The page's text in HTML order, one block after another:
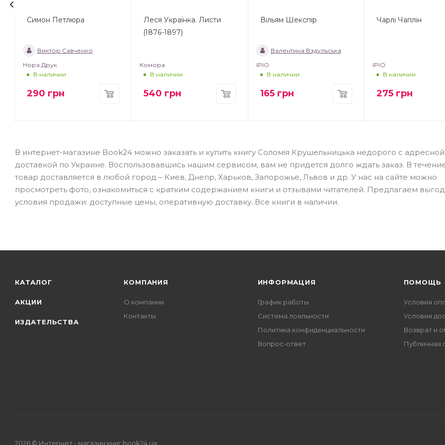
Симон Петлюра
Виктор Савченко
Нора Друк
В наличии
290 грн
Леся Українка. Листи
(1876-1897)
Комора
В наличии
540 грн
Вільям Шекспір
Валентина Вздульська
IPIO
В наличии
165грн
Чарлі Чаплін
IPIO
В наличии
275 грн
В интернет-магазине Book24 можно заказать и купить книгу Соломія Крушельницька недорого с адресной
доставкой по Украине. Воспользовавшись нашим сервисом, вам не придется долго ждать заказ. В
товар доставляется в любой город – Киев, Днепр, Харьков, Запорожье, Львов и др. У нас на сайте можно
просмотреть фото, ознакомиться с кратким содержанием книги и отзывами читателей. Предлагаем
условия продажи: доступные цены, оперативную доставку. Все книги в наличии.
КАТАЛОГ
АКЦИИ
ИЗДАТЕЛЬСТВА
КОМПАНИЯ
О компании
Контакты
ИНФОРМАЦИЯ
График работы
Система лояльности
Политика конфиденциальности
Вопрос-ответ
ПОМОЩЬ
Условия
Условия
Возврат и
Публичная
2026 © Интернет - магазин книг book24.ua